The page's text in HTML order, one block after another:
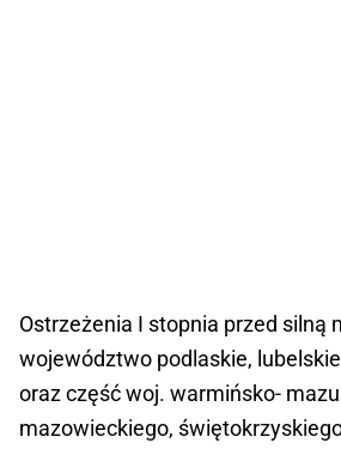
Ostrzeżenia I stopnia przed silną
województwo podlaskie,
oraz część woj. warmińsko-
mazowieckiego,